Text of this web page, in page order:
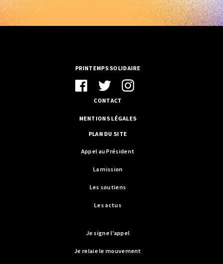
PRINTEMPS SOLIDAIRE
CONTACT
MENTIONS LÉGALES
PLAN DU SITE
Appel au Président
La mission
Les soutiens
Les actus
Je signe l'appel
Je relaie le mouvement